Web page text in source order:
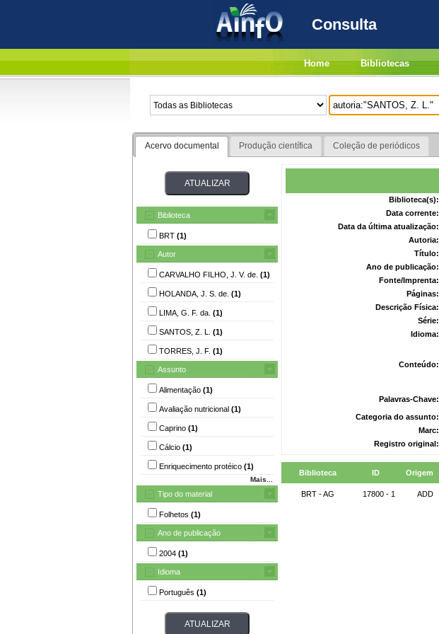
Consulta
Home Bibliotecas
Acervo documental Produção científica Coleção de periódicos
Biblioteca
BRT (1)
Autor
CARVALHO FILHO, J. V. de. (1)
HOLANDA, J. S. de. (1)
LIMA, G. F. da. (1)
SANTOS, Z. L. (1)
TORRES, J. F. (1)
Assunto
Alimentação (1)
Avaliação nutricional (1)
Caprino (1)
Cálcio (1)
Enriquecimento protéico (1)
Mais...
Tipo do material
Folhetos (1)
Ano de publicação
2004 (1)
Idioma
Português (1)
Biblioteca(s):
Data corrente:
Data da última atualização:
Autoria:
Título:
Ano de publicação:
Fonte/Imprenta:
Páginas:
Descrição Física:
Série:
Idioma:
Conteúdo:
Palavras-Chave:
Categoria do assunto:
Marc:
Registro original:
Biblioteca ID Origem
BRT - AG 17800 - 1 ADD